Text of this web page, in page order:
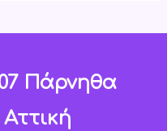
Πάρνηθα
Αττική